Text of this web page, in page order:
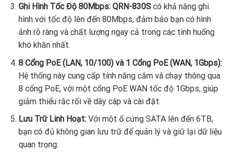
Ghi Hình Tốc Độ 80Mbps: QRN-830Scó khả năng ghi
hình với tốc độ lên đến 80Mbps, đảm bảo bạn có hình
ảnh rõ ràng và chất lượng ngay cả trong các tình huống
khó khăn nhất.
8 Cổng PoE (LAN, 10/100) và 1 Cổng PoE (WAN, 1Gbps):
Hệ thống này cung cấp tính năng cắm và chạy thông qua
8 cổng PoE, với một cổng PoE WAN tốc độ 1Gbps, giúp
giảm thiểu rắc rối về dây cáp và cài đặt.
Lưu Trữ Linh Hoạt:Với một ổ cứng SATA lên đến 6TB,
bạn có đủ không gian lưu trữ để quản lý và giữ lại dữ liệu
quan trọng.